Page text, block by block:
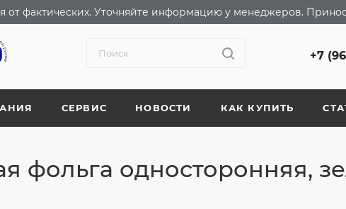
от фактических. Уточняйте информацию у менеджеров.
+7
СЕРВИС НОВОСТИ КАК КУПИТЬ
фольга односторонняя,